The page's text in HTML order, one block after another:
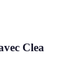
Clea